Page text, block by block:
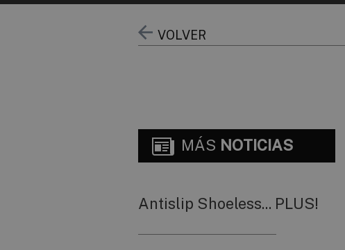
VOLVER
MÁS NOTICIAS
Antislip Shoeless... PLUS!